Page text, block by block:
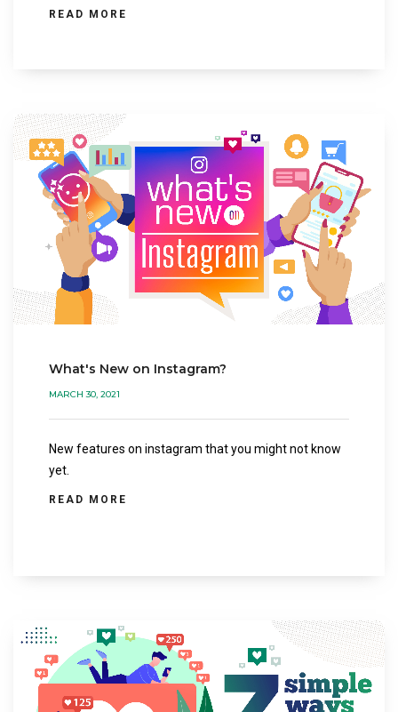
READ MORE
What's New on Instagram?
MARCH 30, 2021
New features on instagram that you might not know
yet.
READ MORE